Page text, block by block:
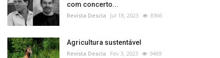
com concerto...
Revista Descla Jul 18, 2023 8366
Agricultura sustentável
Revista Descla Fev 3, 2023 9469